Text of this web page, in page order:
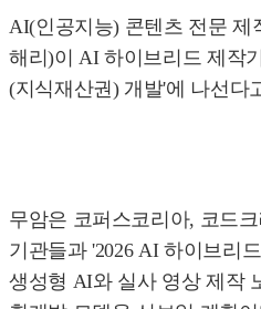
AI(인공지능) 콘텐츠 전문 제
해리)이 AI 하이브리드 제작
(지식재산권) 개발'에 나선다
무암은 코퍼스코리아, 코드
기관들과 '2026 AI 하이브리
생성형 AI와 실사 영상 제작